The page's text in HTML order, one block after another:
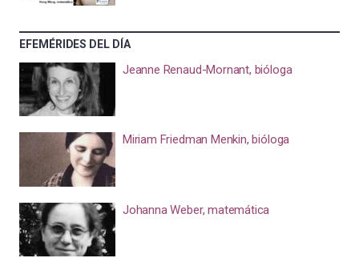
EFEMÉRIDES DEL DÍA
Jeanne Renaud-Mornant, bióloga
Miriam Friedman Menkin, bióloga
Johanna Weber, matemática